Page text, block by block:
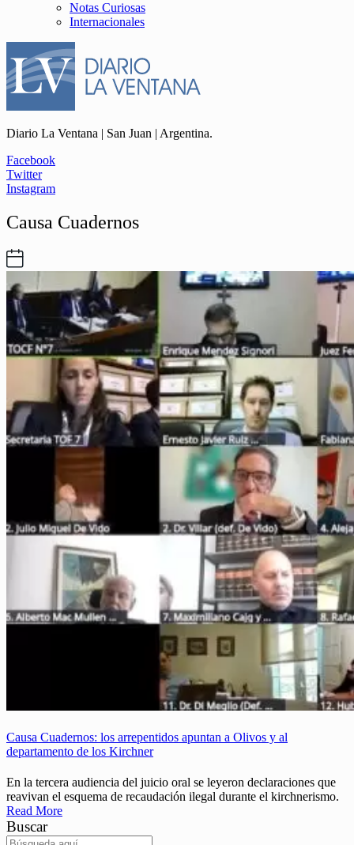
Notas Curiosas
Internacionales
Diario La Ventana | San Juan | Argentina.
Facebook
Twitter
Instagram
Causa Cuadernos
Causa Cuadernos: los arrepentidos apuntan a Olivos y al
departamento de los Kirchner
En la tercera audiencia del juicio oral se leyeron declaraciones que
reavivan el esquema de recaudación ilegal durante el kirchnerismo.
Read More
Buscar